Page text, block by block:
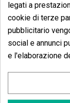
I semi di
da collezione.
alcuna
questi semi.
legati a
cookie di terze
pubblicitario
social e annunci
e l'elaborazione